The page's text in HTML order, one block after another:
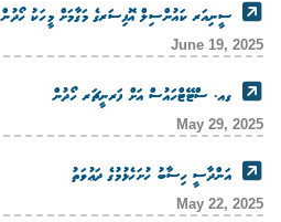
ސީނިއަރ ކައުންސިލް އޮފިސަރގެ މަގާމަށް މީހަކު ހޯދުން
June 19, 2025
ގއ. ސްޓޭޓްހައުސް އަށް ފަރނީޗަރ ހޯދުން
May 29, 2025
އަންދާސީ ހިސާބު ހުށަހެޅުމުގެ ދަޢުވަތު
May 22, 2025